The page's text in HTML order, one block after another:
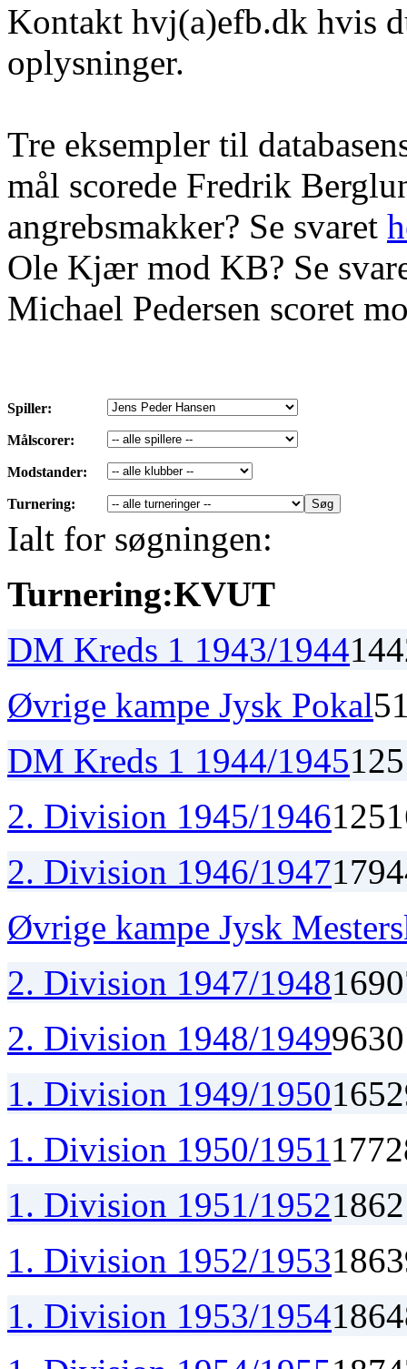
Kontakt hvj(a)efb.dk hvis
oplysninger.
Tre eksempler til
mål scorede Fredrik
angrebsmakker? Se svaret
Ole Kjær mod KB? Se
Michael Pedersen scoret
Spiller:
Målscorer:
Modstander:
Turnering:
Ialt for søgningen:
Turnering:KVUT
DM Kreds 1 1943/1944144
Øvrige kampe Jysk Pokal
DM Kreds 1 1944/1945125
2. Division 1945/19461251
2. Division 1946/19471794
Øvrige kampe Jysk
2. Division 1947/19481690
2. Division 1948/19499630
1. Division 1949/19501652
1. Division 1950/19511772
1. Division 1951/19521862
1. Division 1952/19531863
1. Division 1953/19541864